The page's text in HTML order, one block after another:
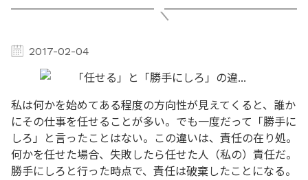
2017-02-04
私は何かを始めてある程度の方向性が見えてくると、誰か
にその仕事を任せることが多い。でも一度だって「勝手に
しろ」と言ったことはない。この違いは、責任の在り処。
何かを任せた場合、失敗したら任せた人（私の）責任だ。
勝手にしろと行った時点で、責任は破棄したことになる。